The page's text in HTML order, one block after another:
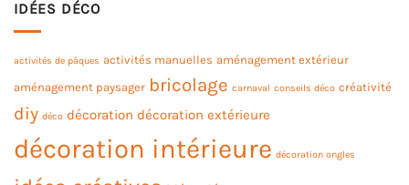
IDÉES DÉCO
activités de pâques activités manuelles aménagement extérieur
aménagement paysager bricolage carnaval conseils déco créativité
diy déco décoration décoration extérieure
décoration intérieure décoration ongles